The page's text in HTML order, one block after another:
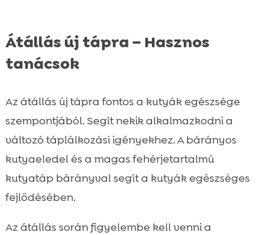
Átállás új tápra – Hasznos
tanácsok
Az átállás új tápra fontos a kutyák egészsége
szempontjából. Segít nekik alkalmazkodni a
változó táplálkozási igényekhez. A bárányos
kutyaeledel és a magas fehérjetartalmú
kutyatáp bárányval segít a kutyák egészséges
fejlődésében.
Az átállás során figyelembe kell venni a